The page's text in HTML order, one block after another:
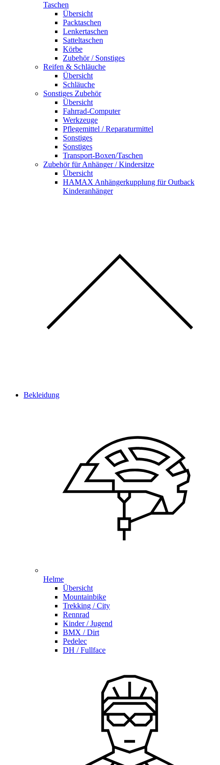
Taschen
Übersicht
Packtaschen
Lenkertaschen
Satteltaschen
Körbe
Zubehör / Sonstiges
Reifen & Schläuche
Übersicht
Schläuche
Sonstiges Zubehör
Übersicht
Fahrrad-Computer
Werkzeuge
Pflegemittel / Reparaturmittel
Sonstiges
Sonstiges
Transport-Boxen/Taschen
Zubehör für Anhänger / Kindersitze
Übersicht
HAMAX Anhängerkupplung für Outback
Kinderanhänger
Bekleidung
Helme
Übersicht
Mountainbike
Trekking / City
Rennrad
Kinder / Jugend
BMX / Dirt
Pedelec
DH / Fullface